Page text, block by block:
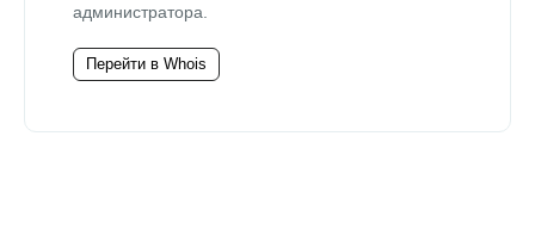
администратора.
Перейти в Whois